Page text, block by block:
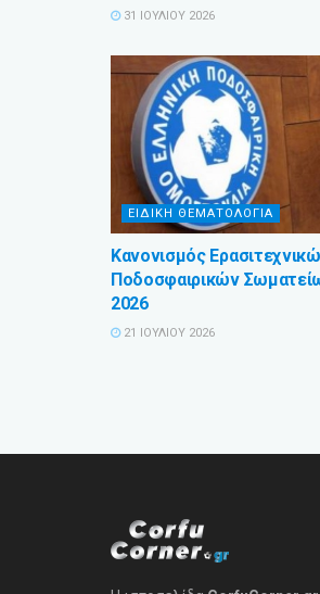
31 ΙΟΥΛΊΟΥ 2026
ΕΙΔΙΚΗ ΘΕΜΑΤΟΛΟΓΙΑ
Κανονισμός
Ποδοσφαιρικών
2026
21 ΙΟΥΛΊΟΥ 2026